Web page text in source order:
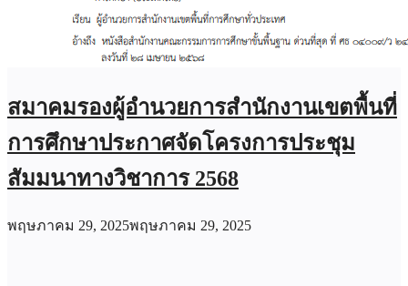
สมาคมรองผู้อำนวยการสำนักงานเขตพื้นที่
การศึกษาประกาศจัดโครงการประชุม
สัมมนาทางวิชาการ 2568
พฤษภาคม 29, 2025พฤษภาคม 29, 2025